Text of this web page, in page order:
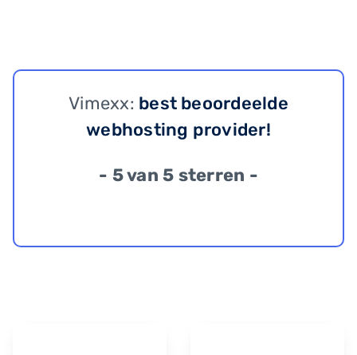
Vimexx: best beoordeelde
webhosting provider!
- 5 van 5 sterren -